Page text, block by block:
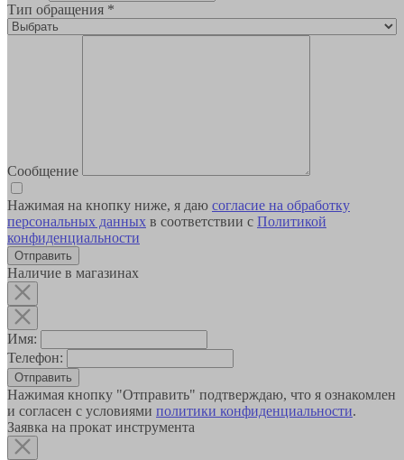
Тип обращения *
Сообщение
Нажимая на кнопку ниже, я даю согласие на обработку
персональных данных в соответствии с Политикой
конфиденциальности
Наличие в магазинах
Имя:
Телефон:
Отправить
Нажимая кнопку "Отправить" подтверждаю, что я ознакомлен
и согласен с условиями политики конфиденциальности.
Заявка на прокат инструмента